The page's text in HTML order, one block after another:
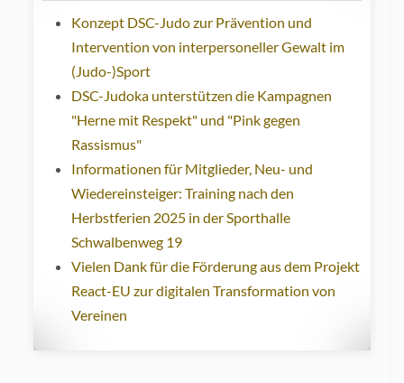
Konzept DSC-Judo zur Prävention und
Intervention von interpersoneller Gewalt im
(Judo-)Sport
DSC-Judoka unterstützen die Kampagnen
"Herne mit Respekt" und "Pink gegen
Rassismus"
Informationen für Mitglieder, Neu- und
Wiedereinsteiger: Training nach den
Herbstferien 2025 in der Sporthalle
Schwalbenweg 19
Vielen Dank für die Förderung aus dem Projekt
React-EU zur digitalen Transformation von
Vereinen